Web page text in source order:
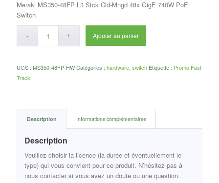
Meraki MS350-48FP L3 Stck Cld-Mngd 48x GigE 740W PoE
Switch
Ajouter au panier
UGS : MS350-48FP-HW Catégories : hardware, switch Étiquette : Promo Fast
Track
Description Informations complémentaires
Description
Veuillez choisir la licence (la durée et éventuellement le
type) qui vous convient pour ce produit. N’hésitez pas à
nous contacter si vous avez un doute ou une question.